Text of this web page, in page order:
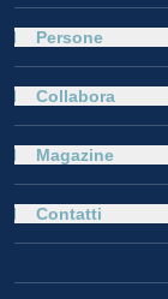
Persone
Collabora
Magazine
Contatti